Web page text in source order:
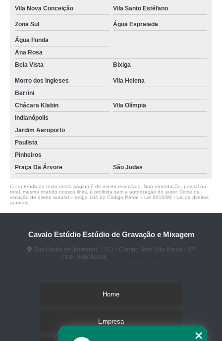
Vila Nova Conceição Vila Santo Estéfano
Zona Sul Água Espraiada
Água Funda
Ana Rosa
Bela Vista
Bixiga
Morro dos Ingleses
Vila Helena
Berrini
Chácara Klabin
Vila Olímpia
Indianópolis
Jardim Aeroporto
Paulista
Pinheiros
Praça Da Árvore
São Judas
O conteúdo do texto desta página é de direito reservado. Sua reprodução, parcial ou
total, mesmo citando nossos links, é proibida sem a autorização do autor. Crime de
violação de direito autoral – artigo 184 do Código Penal – Lei 9610/98 - Lei de direitos
autorais
Cavalo Estúdio Estúdio de Gravação e Mixagem
Rua Barão de Jaceguai, 1712 - Campo Belo São Paulo - SP
CEP: 04606-004
Home
Empresa